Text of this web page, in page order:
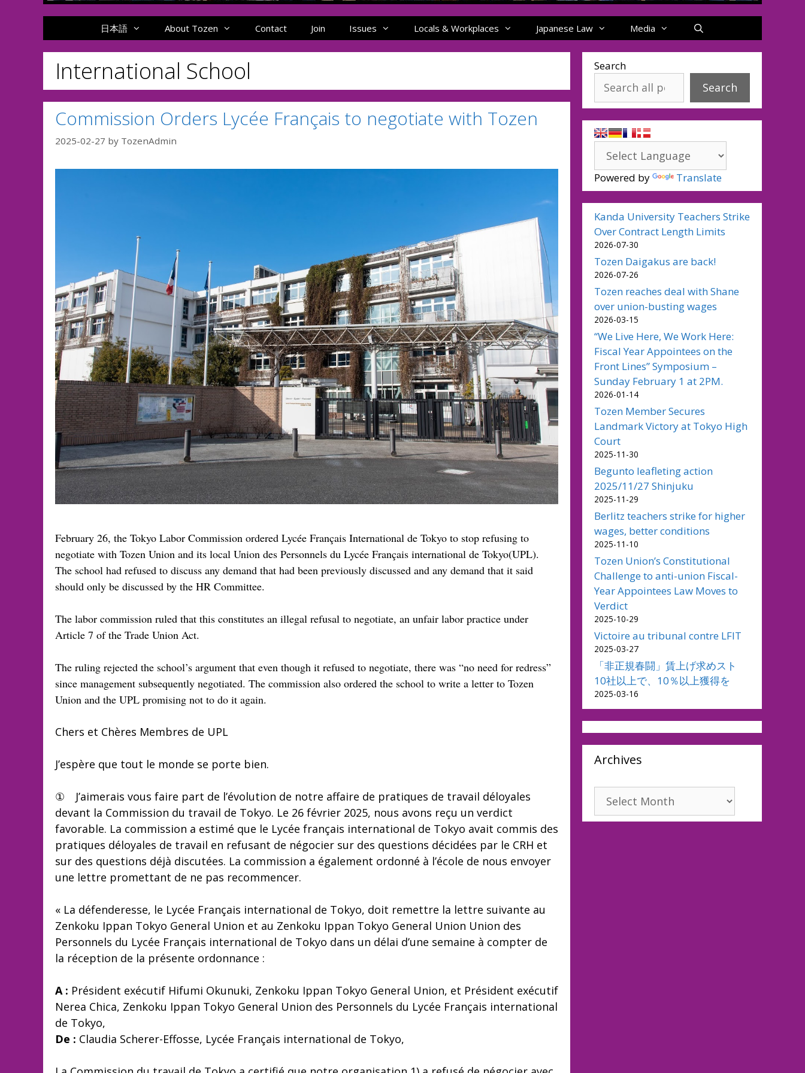
日本語 About Tozen Contact Join Issues Locals & Workplaces Japanese Law Media
International School
Commission Orders Lycée Français to negotiate with Tozen
2025-02-27 by TozenAdmin
February 26, the Tokyo Labor Commission ordered Lycée Français International de Tokyo to stop refusing to
negotiate with Tozen Union and its local Union des Personnels du Lycée Français international de Tokyo(UPL).
The school had refused to discuss any demand that had been previously discussed and any demand that it said
should only be discussed by the HR Committee.
The labor commission ruled that this constitutes an illegal refusal to negotiate, an unfair labor practice under
Article 7 of the Trade Union Act.
The ruling rejected the school’s argument that even though it refused to negotiate, there was “no need for redress”
since management subsequently negotiated. The commission also ordered the school to write a letter to Tozen
Union and the UPL promising not to do it again.
Chers et Chères Membres de UPL
J’espère que tout le monde se porte bien.
① J’aimerais vous faire part de l’évolution de notre affaire de pratiques de travail déloyales
devant la Commission du travail de Tokyo. Le 26 février 2025, nous avons reçu un verdict
favorable. La commission a estimé que le Lycée français international de Tokyo avait commis des
pratiques déloyales de travail en refusant de négocier sur des questions décidées par le CRH et
sur des questions déjà discutées. La commission a également ordonné à l’école de nous envoyer
une lettre promettant de ne pas recommencer.
« La défenderesse, le Lycée Français international de Tokyo, doit remettre la lettre suivante au
Zenkoku Ippan Tokyo General Union et au Zenkoku Ippan Tokyo General Union Union des
Personnels du Lycée Français international de Tokyo dans un délai d’une semaine à compter de
la réception de la présente ordonnance :
A : Président exécutif Hifumi Okunuki, Zenkoku Ippan Tokyo General Union, et Président exécutif
Nerea Chica, Zenkoku Ippan Tokyo General Union des Personnels du Lycée Français international
de Tokyo,
De : Claudia Scherer-Effosse, Lycée Français international de Tokyo,
Search
Search
Powered by Translate
Kanda University Teachers Strike
Over Contract Length Limits
2026-07-30
Tozen Daigakus are back!
2026-07-26
Tozen reaches deal with Shane
over union-busting wages
2026-03-15
“We Live Here, We Work Here:
Fiscal Year Appointees on the
Front Lines” Symposium –
Sunday February 1 at 2PM.
2026-01-14
Tozen Member Secures
Landmark Victory at Tokyo High
Court
2025-11-30
Begunto leafleting action
2025/11/27 Shinjuku
2025-11-29
Berlitz teachers strike for higher
wages, better conditions
2025-11-10
Tozen Union’s Constitutional
Challenge to anti-union Fiscal-
Year Appointees Law Moves to
Verdict
2025-10-29
Victoire au tribunal contre LFIT
2025-03-27
「非正規春闘」賃上げ求めスト
10社以上で、10％以上獲得を
2025-03-16
Archives
Archives